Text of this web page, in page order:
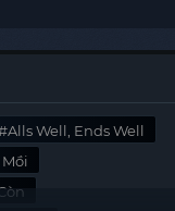
Alls Well, Ends Well